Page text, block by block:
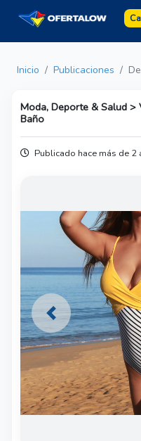
Inicio Publicaciones
Moda, Deporte & Salud >
Baño
Publicado hace más de 2
Previous